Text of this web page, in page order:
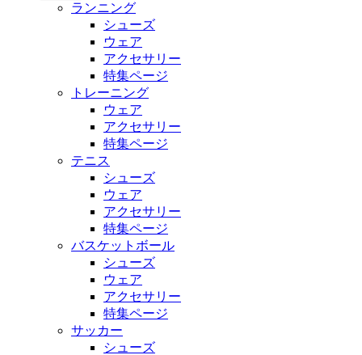
ランニング
シューズ
ウェア
アクセサリー
特集ページ
トレーニング
ウェア
アクセサリー
特集ページ
テニス
シューズ
ウェア
アクセサリー
特集ページ
バスケットボール
シューズ
ウェア
アクセサリー
特集ページ
サッカー
シューズ